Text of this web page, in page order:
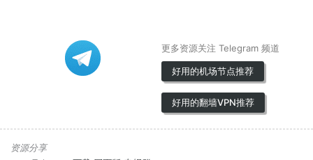
更多资源关注 Telegram 频道
好用的机场节点推荐
好用的翻墙VPN推荐
资源分享